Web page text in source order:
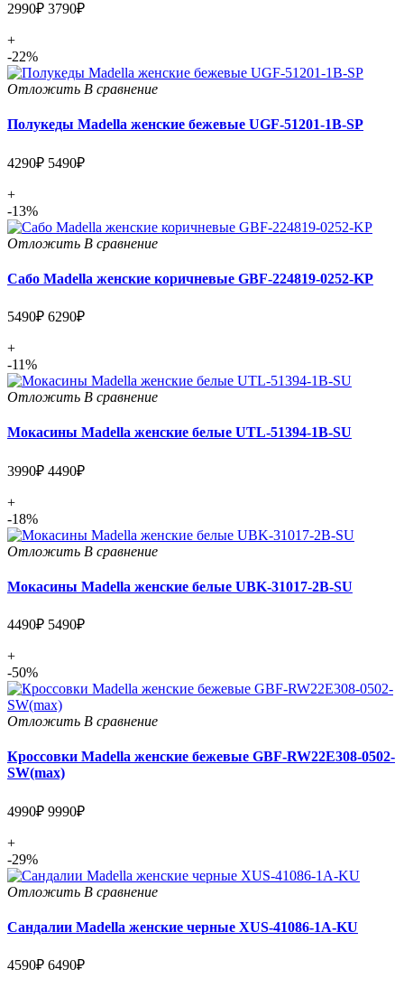
2990₽ 3790₽
+
-22%
Отложить В сравнение
Полукеды Madella женские бежевые UGF-51201-1B-SP
4290₽ 5490₽
+
-13%
Отложить В сравнение
Сабо Madella женские коричневые GBF-224819-0252-KP
5490₽ 6290₽
+
-11%
Отложить В сравнение
Мокасины Madella женские белые UTL-51394-1B-SU
3990₽ 4490₽
+
-18%
Отложить В сравнение
Мокасины Madella женские белые UBK-31017-2B-SU
4490₽ 5490₽
+
-50%
Отложить В сравнение
Кроссовки Madella женские бежевые GBF-RW22E308-0502-
SW(max)
4990₽ 9990₽
+
-29%
Отложить В сравнение
Сандалии Madella женские черные XUS-41086-1A-KU
4590₽ 6490₽